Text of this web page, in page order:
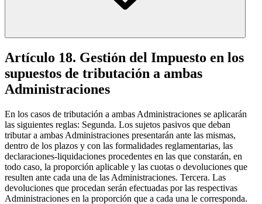
Artículo 18. Gestión del Impuesto en los
supuestos de tributación a ambas
Administraciones
En los casos de tributación a ambas Administraciones se aplicarán
las siguientes reglas: Segunda. Los sujetos pasivos que deban
tributar a ambas Administraciones presentarán ante las mismas,
dentro de los plazos y con las formalidades reglamentarias, las
declaraciones-liquidaciones procedentes en las que constarán, en
todo caso, la proporción aplicable y las cuotas o devoluciones que
resulten ante cada una de las Administraciones. Tercera. Las
devoluciones que procedan serán efectuadas por las respectivas
Administraciones en la proporción que a cada una le corresponda.